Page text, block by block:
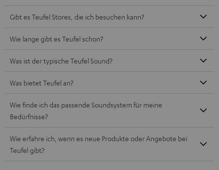
Gibt es Teufel Stores, die ich besuchen kann?
Wie lange gibt es Teufel schon?
Was ist der typische Teufel Sound?
Was bietet Teufel an?
Wie finde ich das passende Soundsystem für meine
Bedürfnisse?
Wie erfahre ich, wenn es neue Produkte oder Angebote bei
Teufel gibt?